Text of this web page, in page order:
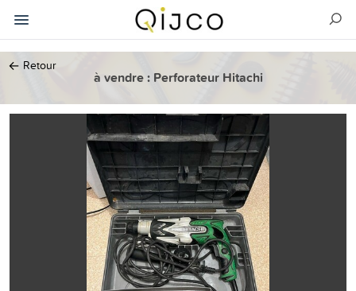
← Retour
à vendre : Perforateur Hitachi